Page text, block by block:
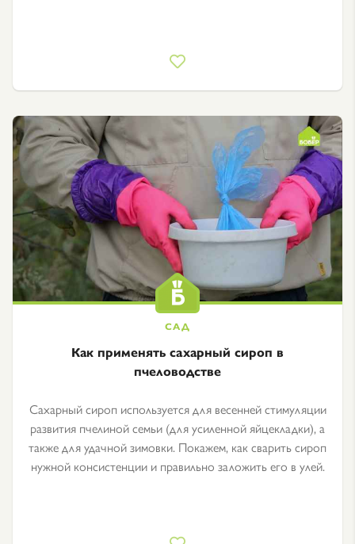
Как применять сахарный сироп в
пчеловодстве
Сахарный сироп используется для весенней стимуляции
развития пчелиной семьи (для усиленной яйцекладки), а
также для удачной зимовки. Покажем, как сварить сироп
нужной консистенции и правильно заложить его в улей.